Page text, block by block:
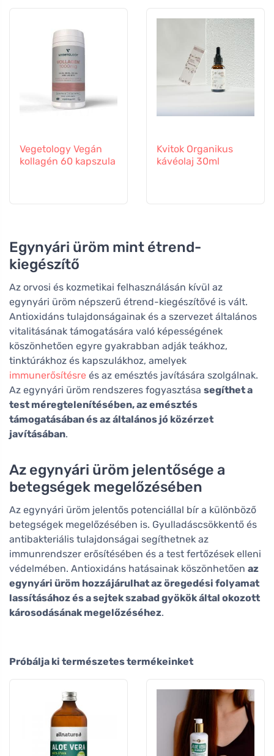
Vegetology Vegán
kollagén 60 kapszula
Kvitok Organikus
kávéolaj 30ml
Egynyári üröm mint étrend-
kiegészítő
Az orvosi és kozmetikai felhasználásán kívül az
egynyári üröm népszerű étrend-kiegészítővé is vált.
Antioxidáns tulajdonságainak és a szervezet általános
vitalitásának támogatására való képességének
köszönhetően egyre gyakrabban adják teákhoz,
tinktúrákhoz és kapszulákhoz, amelyek
immunerősítésre és az emésztés javítására szolgálnak.
Az egynyári üröm rendszeres fogyasztása segíthet a
test méregtelenítésében, az emésztés
támogatásában és az általános jó közérzet
javításában.
Az egynyári üröm jelentősége a
betegségek megelőzésében
Az egynyári üröm jelentős potenciállal bír a különböző
betegségek megelőzésében is. Gyulladáscsökkentő és
antibakteriális tulajdonságai segíthetnek az
immunrendszer erősítésében és a test fertőzések elleni
védelmében. Antioxidáns hatásainak köszönhetően az
egynyári üröm hozzájárulhat az öregedési folyamat
lassításához és a sejtek szabad gyökök által okozott
károsodásának megelőzéséhez.
Próbálja ki természetes termékeinket